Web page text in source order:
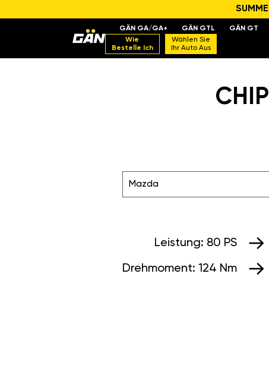
GÄN GA/GA+ GÄN GTL GÄN GT
Wie
Bestelle Ich
Wählen Sie
Ihr Auto Aus
Mazda
Leistung: 80 PS
Drehmoment: 124 Nm